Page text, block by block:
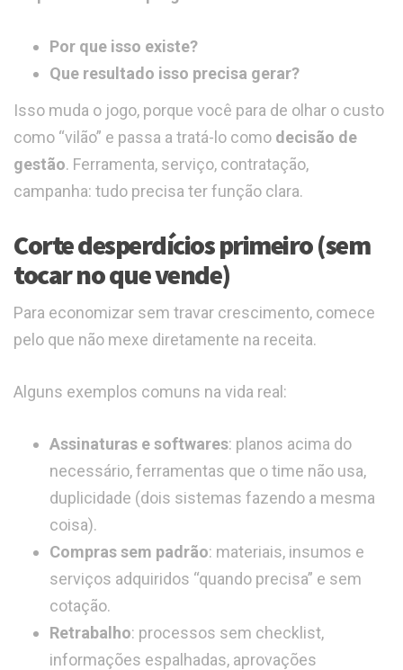
Por que isso existe?
Que resultado isso precisa gerar?
Isso muda o jogo, porque você para de olhar o custo
como “vilão” e passa a tratá-lo como decisão de
gestão. Ferramenta, serviço, contratação,
campanha: tudo precisa ter função clara.
Corte desperdícios primeiro (sem
tocar no que vende)
Para economizar sem travar crescimento, comece
pelo que não mexe diretamente na receita.
Alguns exemplos comuns na vida real:
Assinaturas e softwares: planos acima do
necessário, ferramentas que o time não usa,
duplicidade (dois sistemas fazendo a mesma
coisa).
Compras sem padrão: materiais, insumos e
serviços adquiridos “quando precisa” e sem
cotação.
Retrabalho: processos sem checklist,
informações espalhadas, aprovações